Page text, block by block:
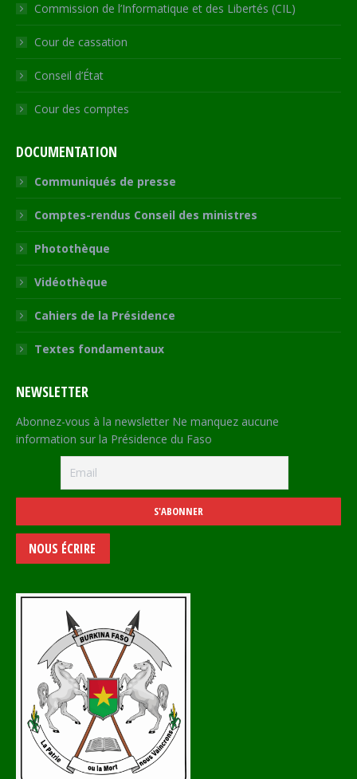
Commission de l’Informatique et des Libertés (CIL)
Cour de cassation
Conseil d’État
Cour des comptes
DOCUMENTATION
Communiqués de presse
Comptes-rendus Conseil des ministres
Photothèque
Vidéothèque
Cahiers de la Présidence
Textes fondamentaux
NEWSLETTER
Abonnez-vous à la newsletter Ne manquez aucune
information sur la Présidence du Faso
NOUS ÉCRIRE